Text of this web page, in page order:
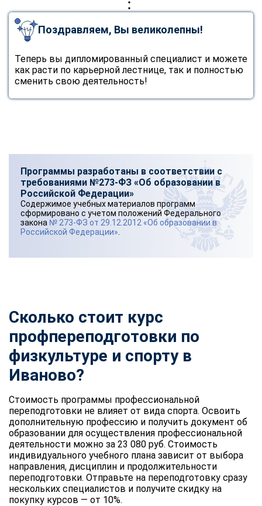
Поздравляем, Вы великолепны!
Теперь вы дипломированный специалист и можете
как расти по карьерной лестнице, так и полностью
сменить свою деятельность!
Программы разработаны в соответствии с
требованиями №273-ФЗ «Об образовании в
Российской Федерации»
Содержимое учебных материалов программ
сформировано с учетом положений Федерального
закона № 273-ФЗ от 29.12.2012 «Об образовании в
Российской Федерации»
Сколько стоит курс
профпереподготовки по
физкультуре и спортув
Иваново?
Стоимость программы профессиональной
переподготовки не влияет от вида спорта. Освоить
дополнительную профессию и получить документ об
образовании для осуществления профессиональной
деятельности можно за 23 080 руб. Стоимость
индивидуального учебного плана зависит от выбора
направления, дисциплин и продолжительности
переподготовки. Отправьте на переподготовку сразу
нескольких специалистов и получите скидку на
покупку курсов — от 10%.